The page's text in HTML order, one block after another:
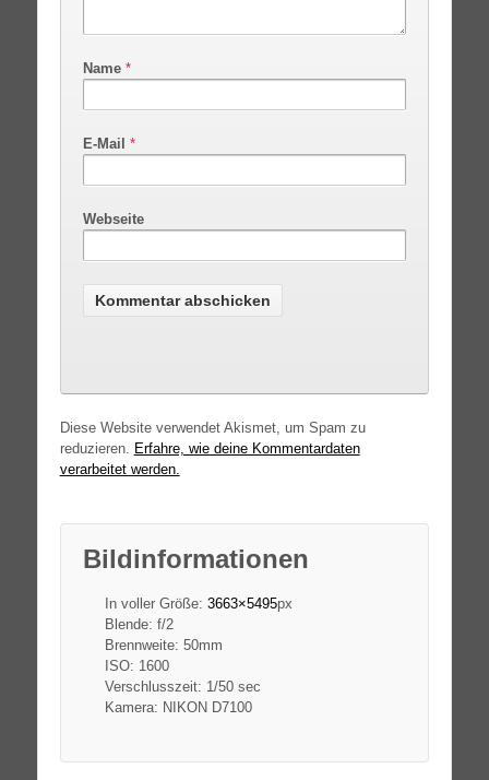
Name *
E-Mail *
Webseite
Diese Website verwendet Akismet, um Spam zu
reduzieren. Erfahre, wie deine Kommentardaten
verarbeitet werden.
Bildinformationen
In voller Größe: 3663×5495px
Blende: f/2
Brennweite: 50mm
ISO: 1600
Verschlusszeit: 1/50 sec
Kamera: NIKON D7100